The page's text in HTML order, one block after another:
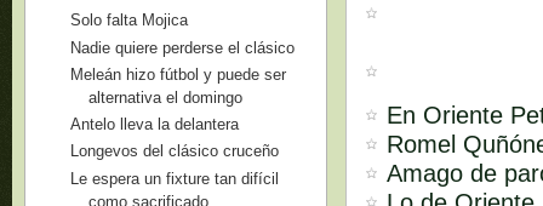
En Oriente
Romel
Amago de
Solo falta Mojica
Nadie quiere perderse el clásico
Meleán hizo fútbol y puede ser
alternativa el domingo
Antelo lleva la delantera
Longevos del clásico cruceño
Le espera un fixture tan difícil
como sacrificado